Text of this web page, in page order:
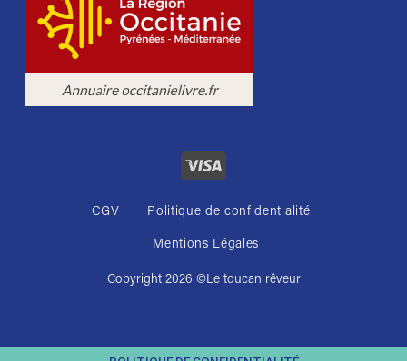
CGV Politique de confidentialité
Mentions Légales
Copyright 2026 ©Le toucan rêveur